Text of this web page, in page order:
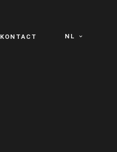
NL
KONTACT